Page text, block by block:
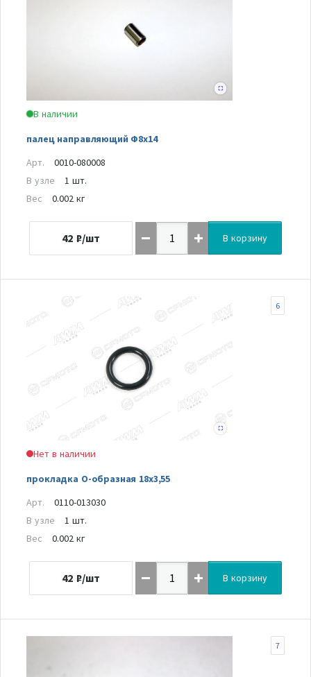
В наличии
палец направляющий Ф8х14
Арт.
0010-080008
В узле
1 шт.
Вес
0.002 кг
42 ₽/шт В корзину
Нет в наличии
прокладка О-образная 18х3,55
6
Арт.
0110-013030
В узле
1 шт.
Вес
0.002 кг
42 ₽/шт В корзину
7